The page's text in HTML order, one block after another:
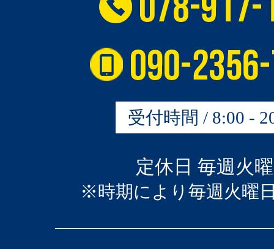
受付時間 / 8:00 -
定休日 毎週火
※時期により毎週火曜